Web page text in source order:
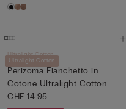
Ultralight Cotton
Ultralight Cotton
Perizoma Fianchetto in
Cotone Ultralight Cotton
CHF 14.95